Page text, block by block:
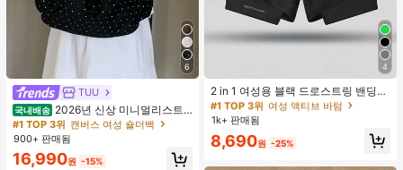
6
TUU
국내배송 2026년 신상 미니멀리스트
도트 캔버스 토트백, 대용량 캐주얼 다
용도 통근 숄더 핸드백
#1 TOP 3위 캔버스 여성 숄더백
900+ 판매됨
16,990원 -15%
4
2 in 1 여성용 블랙 드로스트링 밴딩
허리 곡선 밑단 캐주얼 러닝 트레이닝
운동 반바지
높은 재방문 고객
#1 TOP 3위 여성 액티브 바텀
높은 재방문 고객
#1 TOP 3위 여성 액티브 바텀
높은 재방문 고객
#1 TOP 3위
높은 재방문 고객
1k+ 판매됨
8,690원 -25%